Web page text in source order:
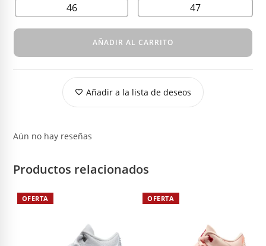
46 47
AÑADIR AL CARRITO
Añadir a la lista de deseos
Aún no hay reseñas
Productos relacionados
OFERTA OFERTA